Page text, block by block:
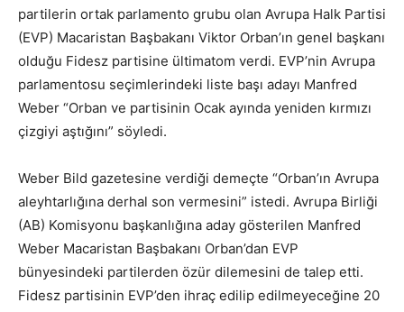
partilerin ortak parlamento grubu olan Avrupa Halk Partisi
(EVP) Macaristan Başbakanı Viktor Orban’ın genel başkanı
olduğu Fidesz partisine ültimatom verdi. EVP’nin Avrupa
parlamentosu seçimlerindeki liste başı adayı Manfred
Weber “Orban ve partisinin Ocak ayında yeniden kırmızı
çizgiyi aştığını” söyledi.
Weber Bild gazetesine verdiği demeçte “Orban’ın Avrupa
aleyhtarlığına derhal son vermesini” istedi. Avrupa Birliği
(AB) Komisyonu başkanlığına aday gösterilen Manfred
Weber Macaristan Başbakanı Orban’dan EVP
bünyesindeki partilerden özür dilemesini de talep etti.
Fidesz partisinin EVP’den ihraç edilip edilmeyeceğine 20